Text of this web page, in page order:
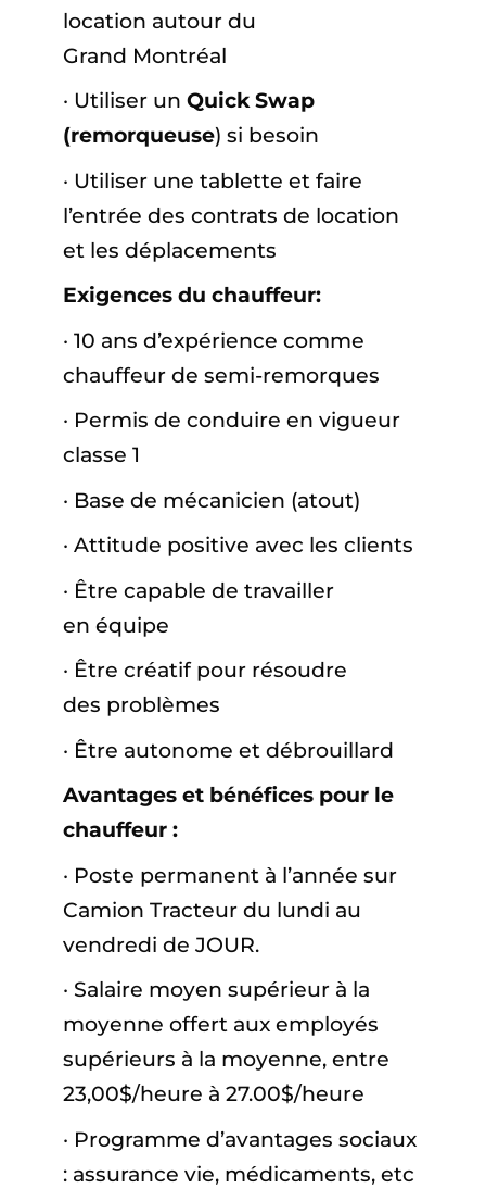
location autour du
Grand Montréal
· Utiliser un Quick Swap
(remorqueuse) si besoin
· Utiliser une tablette et faire
l’entrée des contrats de location
et les déplacements
Exigences du chauffeur:
· 10 ans d’expérience comme
chauffeur de semi-remorques
· Permis de conduire en vigueur
classe 1
· Base de mécanicien (atout)
· Attitude positive avec les clients
· Être capable de travailler
en équipe
· Être créatif pour résoudre
des problèmes
· Être autonome et débrouillard
Avantages et bénéfices pour le
chauffeur :
· Poste permanent à l’année sur
Camion Tracteur du lundi au
vendredi de JOUR.
· Salaire moyen supérieur à la
moyenne offert aux employés
supérieurs à la moyenne, entre
23,00$/heure à 27.00$/heure
· Programme d’avantages sociaux
: assurance vie, médicaments, etc